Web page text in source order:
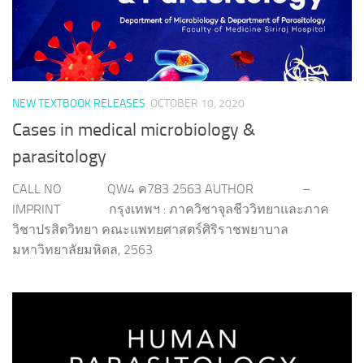
NEW TEXTBOOK RELEASES OCTOBER 10, 2020
Cases in medical microbiology &
parasitology
CALL NO QW4 ค783 2563 AUTHOR –
IMPRINT กรุงเทพฯ : ภาควิชาจุลชีววิทยาและภาค
วิชาปรสิตวิทยา คณะแพทยศาสตร์ศิริราชพยาบาล
มหาวิทยาลัยมหิดล, 2563